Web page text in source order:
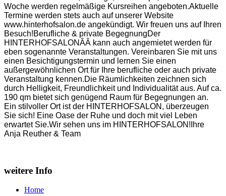
Woche werden regelmäßige Kursreihen angeboten.Aktuelle
Termine werden stets auch auf unserer Website
www.hinterhofsalon.de angekündigt. Wir freuen uns auf Ihren
Besuch!Berufliche & private BegegnungDer
HINTERHOFSALONÂÂ kann auch angemietet werden für
eben sogenannte Veranstaltungen. Vereinbaren Sie mit uns
einen Besichtigungstermin und lernen Sie einen
außergewöhnlichen Ort für Ihre berufliche oder auch private
Veranstaltung kennen.Die Räumlichkeiten zeichnen sich
durch Helligkeit, Freundlichkeit und Individualität aus. Auf ca.
190 qm bietet sich genügend Raum für Begegnungen an.
Ein stilvoller Ort ist der HINTERHOFSALON, überzeugen
Sie sich! Eine Oase der Ruhe und doch mit viel Leben
erwartet Sie.Wir sehen uns im HINTERHOFSALON!Ihre
Anja Reuther & Team
weitere Info
Home